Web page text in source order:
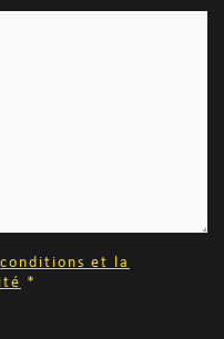
conditions et la
*